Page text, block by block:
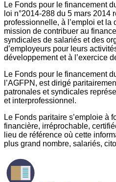
Le Fonds pour le financement
loi n°2014-288 du 5 mars 2014
professionnelle, à l’emploi et la
mission de contribuer au
syndicales de salariés et des
d’employeurs pour leurs
développement et à l’exercice
Le Fonds pour le financement
l’AGFPN, est dirigé
patronales et syndicales
et interprofessionnel.
Le Fonds paritaire s’emploie à
financière, irréprochable,
lieu de référence où cette
plus grand nombre, salariés,